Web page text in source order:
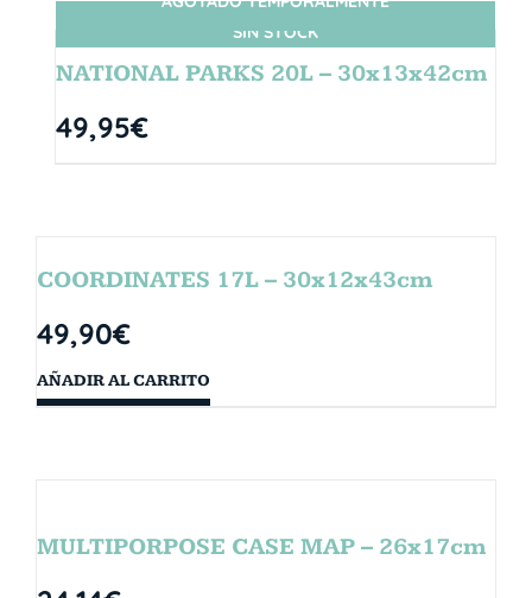
SIN STOCK
NATIONAL PARKS 20L – 30x13x42cm
49,95€
COORDINATES 17L – 30x12x43cm
49,90€
AÑADIR AL CARRITO
MULTIPORPOSE CASE MAP – 26x17cm